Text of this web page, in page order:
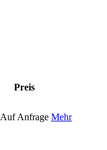
Preis
Auf Anfrage Mehr